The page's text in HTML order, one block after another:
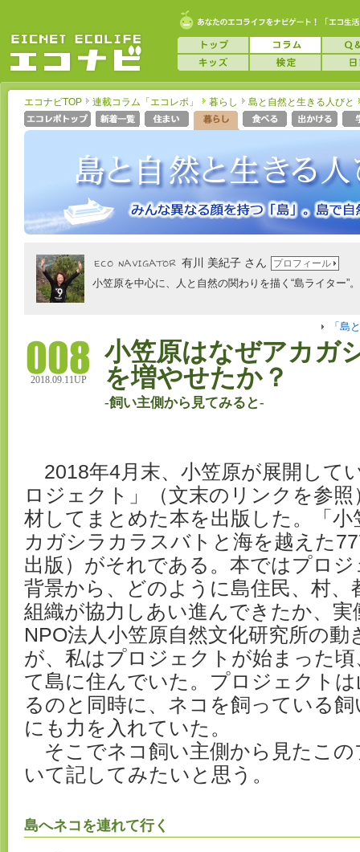
エコナビTOP 連載コラム「エコレポ」 暮らし 島と自然と生きる人びと
有川 美紀子 さん
プロフィール
小笠原を中心に、人と自然の関わりを描く“島ライター”
「島
2018.09.11UP
小笠原はなぜアカガ
を増やせたか？
-飼い主側から見てみると-
2018年4月末、小笠原が展開して
ロジェクト」（文末のリンクを参
材してまとめた本を出版した。「
カガシラカラスバトと海を越えた
出版）がそれである。本ではプロ
背景から、どのように島住民、村
組織が協力しあい進んできたか、
NPO法人小笠原自然文化研究所の
が、私はプロジェクトが始まった
て島に住んでいた。プロジェクト
るのと同時に、ネコを飼っている
にも力を入れていた。
そこでネコ飼い主側から見たこ
いて記してみたいと思う。
島へネコを連れて行く